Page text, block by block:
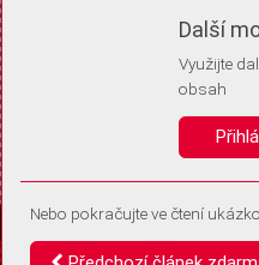
Identifikátor je zcela anonymní.
Vaše souhlasy a odmítnutí si
vás už příště znovu neptali.
Další
Využijte
obsah
Nebo pokračujte ve čtení